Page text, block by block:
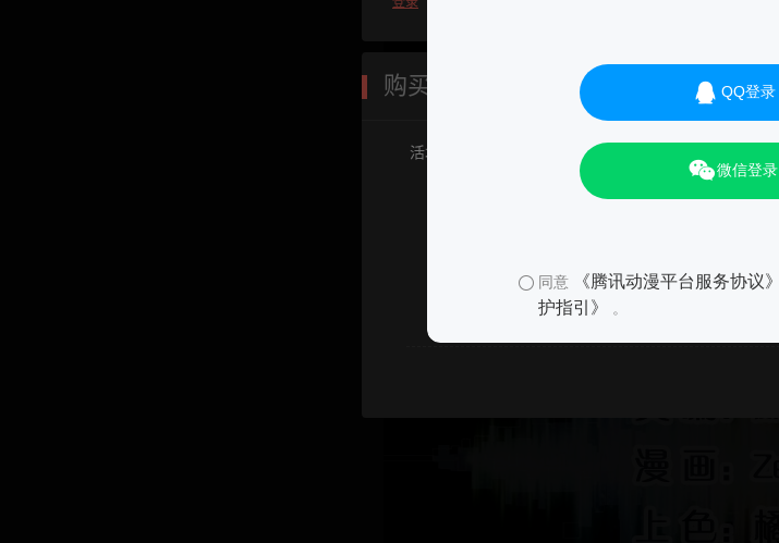
QQ登录
微信登录
同意 《腾讯动漫平台服务协议》
护指引》
。